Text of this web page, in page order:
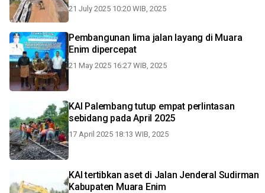
21 July 2025 10:20 WIB, 2025
Pembangunan lima jalan layang di Muara
Enim dipercepat
21 May 2025 16:27 WIB, 2025
KAI Palembang tutup empat perlintasan
sebidang pada April 2025
17 April 2025 18:13 WIB, 2025
KAI tertibkan aset di Jalan Jenderal Sudirman
Kabupaten Muara Enim